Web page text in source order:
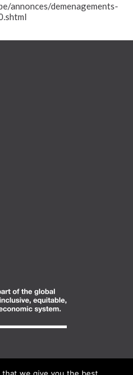
annonces/demenagements-